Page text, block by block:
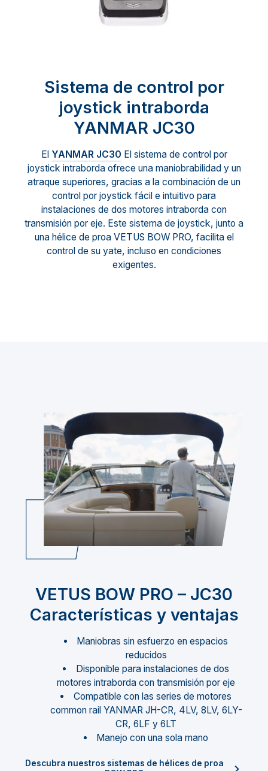
Sistema de control por
joystick intraborda
YANMAR JC30
El YANMAR JC30 El sistema de control por
joystick intraborda ofrece una maniobrabilidad y un
atraque superiores, gracias a la combinación de un
control por joystick fácil e intuitivo para
instalaciones de dos motores intraborda con
transmisión por eje. Este sistema de joystick, junto a
una hélice de proa VETUS BOW PRO, facilita el
control de su yate, incluso en condiciones
exigentes.
VETUS BOW PRO – JC30
Características y ventajas
Maniobras sin esfuerzo en espacios
reducidos
Disponible para instalaciones de dos
motores intraborda con transmisión por eje
Compatible con las series de motores
common rail YANMAR JH-CR, 4LV, 8LV, 6LY-
CR, 6LF y 6LT
Manejo con una sola mano
Descubra nuestros sistemas de hélices de proa